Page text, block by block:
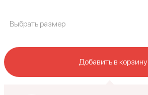
Выбрать размер
Добавить в корзину